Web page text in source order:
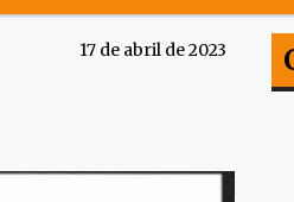
17 de abril de 2023